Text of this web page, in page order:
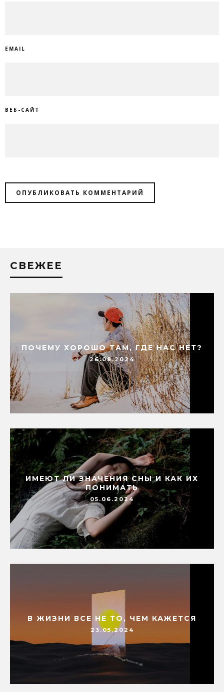
EMAIL
ВЕБ-САЙТ
СВЕЖЕЕ
ПОЧЕМУ ХОРОШО ТАМ, ГДЕ НАС НЕТ?
26.08.2024
ИМЕЮТ ЛИ ЗНАЧЕНИЯ СНЫ И КАК ИХ
ПОНИМАТЬ
05.06.2024
В ЖИЗНИ ВСЕ НЕ ТО, ЧЕМ КАЖЕТСЯ
23.05.2024